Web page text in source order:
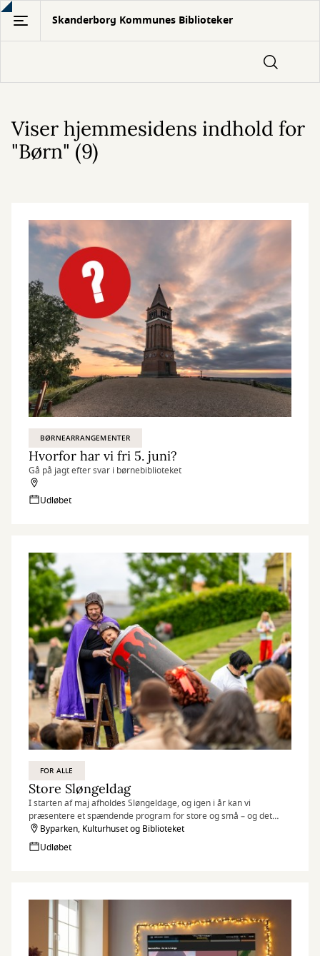
Gå
hovedindhold
Skanderborg Kommunes Biblioteker
Viser hjemmesidens indhold for
"Børn" (9)
BØRNEARRANGEMENTER
Hvorfor har vi fri 5. juni?
Gå på jagt efter svar i børnebiblioteket
Udløbet
FOR ALLE
Store Sløngeldag
I starten af maj afholdes Sløngeldage, og igen i år kan vi
præsentere et spændende program for store og små – og det
meste er ganske gratis!
Byparken, Kulturhuset og Biblioteket
Udløbet